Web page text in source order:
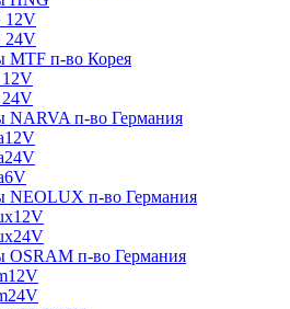
12V
24V
MTF п-во Корея
NARVA п-во Германия
NEOLUX п-во Германия
OSRAM п-во Германия